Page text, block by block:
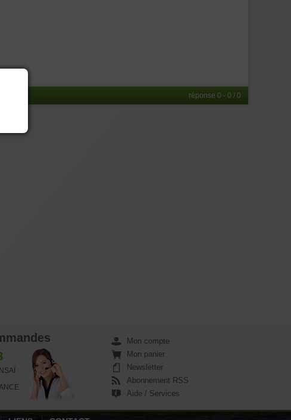
réponse 0 - 0 / 0
Mon compte
Mon panier
Newsletter
Abonnement RSS
Aide / Services